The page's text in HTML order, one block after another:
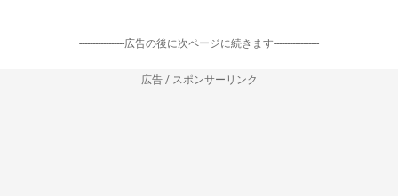
-----------------広告の後に次ページに続きます-----------------
広告 / スポンサーリンク